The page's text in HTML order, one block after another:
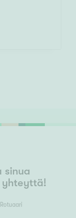
sinua
yhteyttä!